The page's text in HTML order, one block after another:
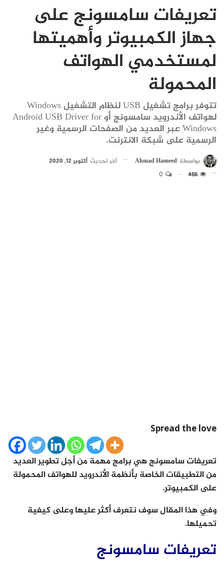
تعريفات سامسونج على
جهاز الكمبيوتر وأهميتها
لمستخدمي الهواتف
المحمولة
تتوفر برامج تشغيل USB لنظام التشغيل Windows
لهواتف الأندرويد سامسونج أو Android USB Driver for
Windows عبر العديد من الصفحات الرسمية وغير
الرسمية على شبكة الانترنت.
بواسطة Ahmad Hameed آخر تحديث أكتوبر 12, 2020
Spread the love
تعريفات سامسونج هي برامج مهمة من أجل تطوير العديد
من التطبيقات الخاصة بأنظمة الأندرويد للهواتف المحمولة
على الكمبيوتر.
وفي هذا المقال سوف نتعرف أكثر عليها وعلى كيفية
تحميلها.
تعريفات سامسونج